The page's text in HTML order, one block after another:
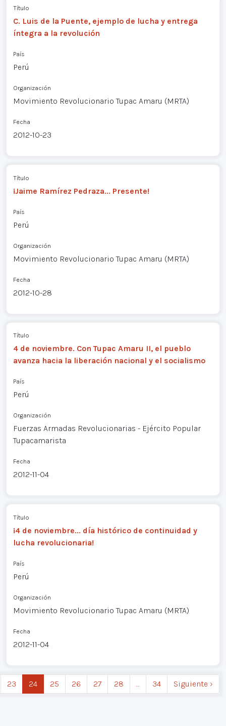
Título
C. Luis de la Puente, ejemplo de lucha y entrega
íntegra a la revolución
País
Perú
Organización
Movimiento Revolucionario Tupac Amaru (MRTA)
Fecha
2012-10-23
Título
¡Jaime Ramírez Pedraza... Presente!
País
Perú
Organización
Movimiento Revolucionario Tupac Amaru (MRTA)
Fecha
2012-10-28
Título
4 de noviembre. Con Tupac Amaru II, el pueblo
avanza hacia la liberación nacional y el socialismo
País
Perú
Organización
Fuerzas Armadas Revolucionarias - Ejército Popular
Tupacamarista
Fecha
2012-11-04
Título
¡4 de noviembre... día histórico de continuidad y
lucha revolucionaria!
País
Perú
Organización
Movimiento Revolucionario Tupac Amaru (MRTA)
Fecha
2012-11-04
23 24 25 26 27 28 … 34 Siguiente ›